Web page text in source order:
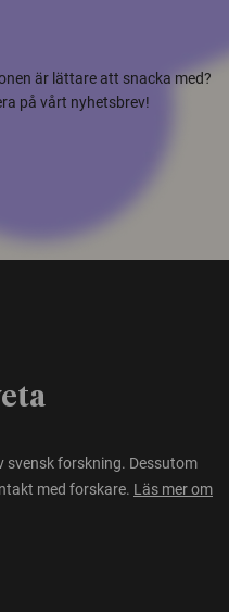
är lättare att snacka med?
på vårt nyhetsbrev!
svensk forskning. Dessutom
med forskare. Läs mer om